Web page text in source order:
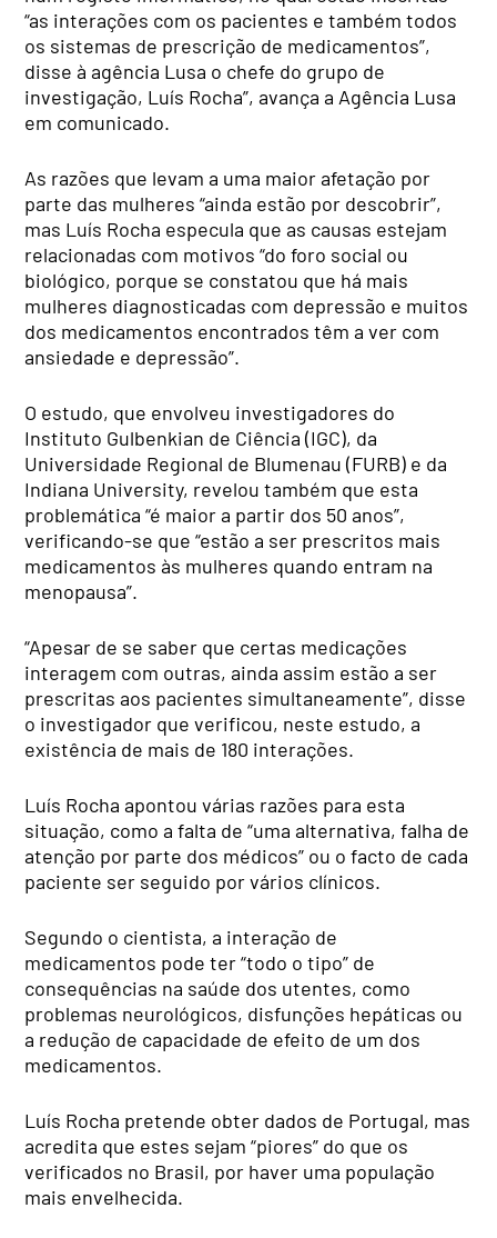
“as interações com os pacientes e também todos
os sistemas de prescrição de medicamentos”,
disse à agência Lusa o chefe do grupo de
investigação, Luís Rocha”, avança a Agência Lusa
em comunicado.
As razões que levam a uma maior afetação por
parte das mulheres “ainda estão por descobrir”,
mas Luís Rocha especula que as causas estejam
relacionadas com motivos “do foro social ou
biológico, porque se constatou que há mais
mulheres diagnosticadas com depressão e muitos
dos medicamentos encontrados têm a ver com
ansiedade e depressão”.
O estudo, que envolveu investigadores do
Instituto Gulbenkian de Ciência (IGC), da
Universidade Regional de Blumenau (FURB) e da
Indiana University, revelou também que esta
problemática “é maior a partir dos 50 anos”,
verificando-se que “estão a ser prescritos mais
medicamentos às mulheres quando entram na
menopausa”.
“Apesar de se saber que certas medicações
interagem com outras, ainda assim estão a ser
prescritas aos pacientes simultaneamente”, disse
o investigador que verificou, neste estudo, a
existência de mais de 180 interações.
Luís Rocha apontou várias razões para esta
situação, como a falta de “uma alternativa, falha de
atenção por parte dos médicos” ou o facto de cada
paciente ser seguido por vários clínicos.
Segundo o cientista, a interação de
medicamentos pode ter “todo o tipo” de
consequências na saúde dos utentes, como
problemas neurológicos, disfunções hepáticas ou
a redução de capacidade de efeito de um dos
medicamentos.
Luís Rocha pretende obter dados de Portugal, mas
acredita que estes sejam “piores” do que os
verificados no Brasil, por haver uma população
mais envelhecida.